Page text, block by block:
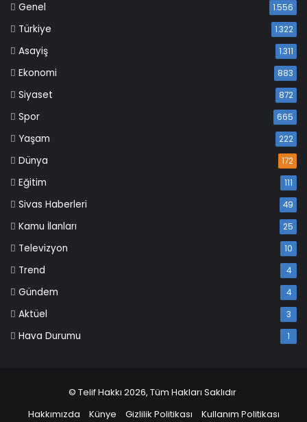
Genel 1.556
Türkiye 1.322
Asayiş 1.311
Ekonomi 883
Siyaset 872
Spor 665
Yaşam 222
Dünya 172
Eğitim 111
Sivas Haberleri 49
Kamu İlanları 25
Televizyon 10
Trend 4
Gündem 4
Aktüel 3
Hava Durumu 1
© Telif Hakkı 2026, Tüm Hakları Saklıdır
Hakkımızda
Künye Gizlilik Politikası Kullanım Politikası